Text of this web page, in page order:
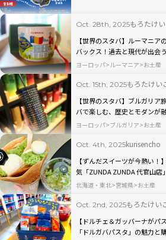
Oct. 28th, 2025もろたけ
【世界のスタバ】ルーマニア
バックス！過去と現代が出会
ヨーロッパ ルーマニア お土産
Oct. 15th, 2025もろたけい
【世界のスタバ】ブルガリア
バで楽しむ、歴史とモダンが
アヨーグルトもあり
ヨーロッパ ブルガリア お土産
Oct. 4th, 2025kurisencho
【ずんだスイーツが今熱い！
気「ZUNDA ZUNDA 代官山
北海道・東北 宮城県 お土産
Oct. 2nd, 2025もろたけい
【ドルチェ＆ガッバーナがパ
「ドルガバパスタ」の魅力と